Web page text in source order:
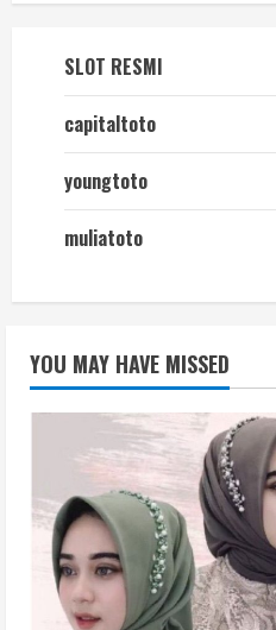
SLOT RESMI
capitaltoto
youngtoto
muliatoto
YOU MAY HAVE MISSED